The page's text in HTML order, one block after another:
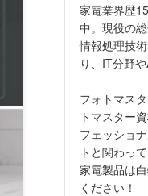
家電業界歴
中。現役の
情報処理技
り、IT分野や
フォトマス
トマスター
フェッショ
トと関わって
家電製品は
ください！